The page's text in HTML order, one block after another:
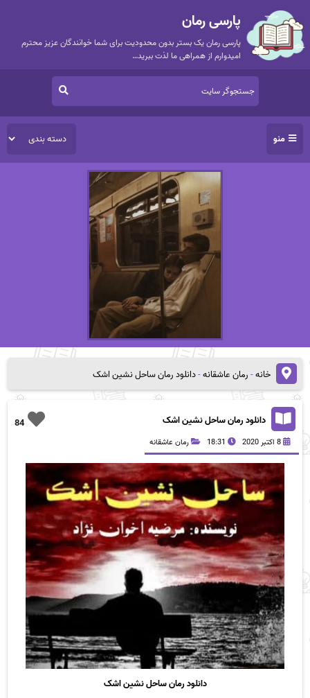
پارسی رمان
پارسی رمان یک بستر بدون محدودیت برای شما خوانندگان عزیز محترم
امیدوارم از همراهی ما لذت ببرید…
منو
خانه-رمان عاشقانه-دانلود رمان ساحل نشین اشک
84 دانلود رمان ساحل نشین اشک
8 اکتبر 2020 18:31 رمان عاشقانه
دانلود رمان ساحل نشین اشک